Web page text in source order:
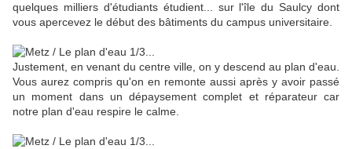
quelques milliers d'étudiants étudient... sur l'île du Saulcy dont
vous apercevez le début des bâtiments du campus universitaire.
Justement, en venant du centre ville, on y descend au plan d'eau.
Vous aurez compris qu'on en remonte aussi après y avoir passé
un moment dans un dépaysement complet et réparateur car
notre plan d'eau respire le calme.